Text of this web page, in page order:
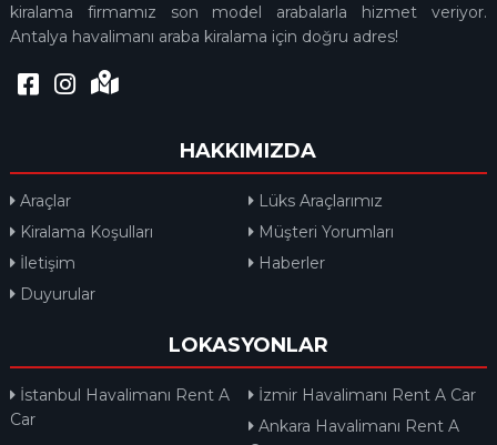
kiralama firmamız son model arabalarla hizmet veriyor.
Antalya havalimanı araba kiralama için doğru adres!
HAKKIMIZDA
Araçlar
Lüks Araçlarımız
Kiralama Koşulları
Müşteri Yorumları
İletişim
Haberler
Duyurular
LOKASYONLAR
İstanbul Havalimanı Rent A
Car
İzmir Havalimanı Rent A Car
Ankara Havalimanı Rent A